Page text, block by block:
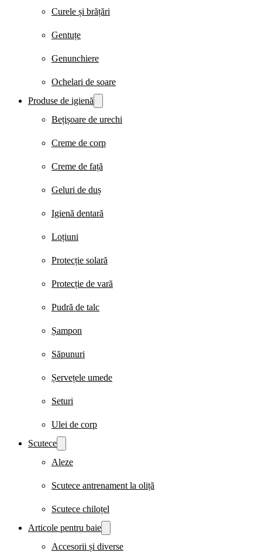
Curele și brățări
Gentuțe
Genunchiere
Ochelari de soare
Produse de igienă
Bețișoare de urechi
Creme de corp
Creme de față
Geluri de duș
Igienă dentară
Loțiuni
Protecție solară
Protecție de vară
Pudră de talc
Șampon
Săpunuri
Șervețele umede
Seturi
Ulei de corp
Scutece
Aleze
Scutece antrenament la oliță
Scutece chiloțel
Articole pentru baie
Accesorii și diverse